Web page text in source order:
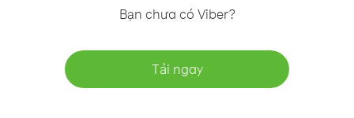
Bạn chưa có Viber?
Tải ngay